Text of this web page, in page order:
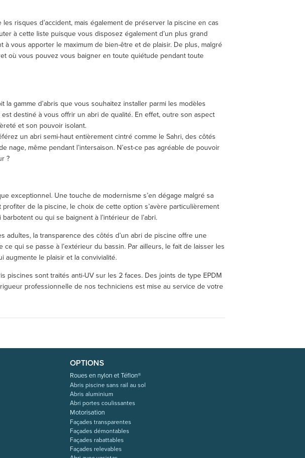
risques d’accident, mais également de préserver la piscine en cas
à cette liste puisque vous disposez également d’un plus grand
vous apporter le maximum de bien-être et de plaisir. De plus, malgré
où vous pouvez vous baigner en toute quiétude pendant toute
gamme d’abris que vous souhaitez installer parmi les modèles
destiné à vous offrir un abri de qualité. En effet, outre son aspect
et son pouvoir isolant.
un abri semi-haut entièrement cintré comme le Sahri, des côtés
même pendant l’intersaison. N’est-ce pas agréable de pouvoir
?
exceptionnel. Une touche de modernisme s’en dégage malgré sa
de la piscine, le choix de cette option s’avère particulièrement
ou qui se baignent à l’intérieur de l’abri.
la transparence des côtés d’un abri de piscine offre une
qui se passe à l’extérieur du bassin. Par ailleurs, le fait de laisser les
augmente le plaisir et la convivialité.
piscines sont traités anti-UV sur les 2 faces. Des joints de type EPDM
professionnelle de nos techniciens est mise au service de votre
OPTIONS
Roues en nylon et Téflon®
Abris piscine sans rail au sol
Abris aluminium
Abri portes coulissantes
Motorisation
Façades transparentes
Façades démontables
Façades rabattables
Façades relevables